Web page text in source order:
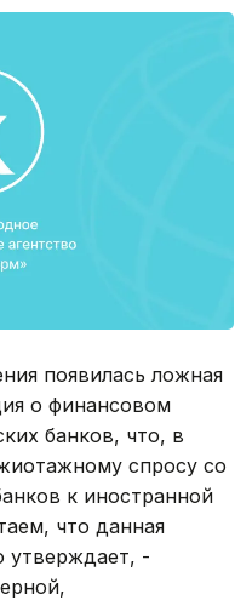
появилась ложная
о финансовом
банков, что, в
спросу со
к иностранной
что данная
утверждает, -